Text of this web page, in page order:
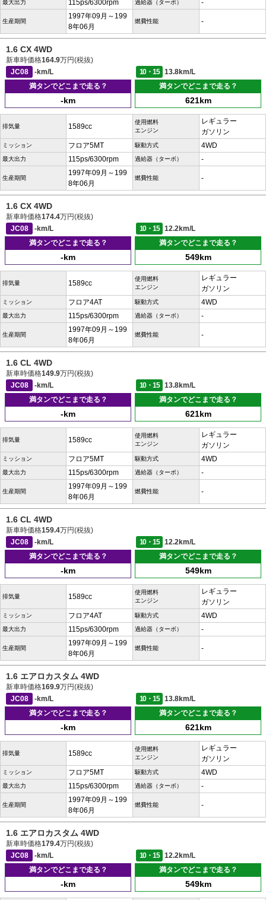
最大出力 115ps/6300rpm 過給器（ターボ） -
生産期間
1997年09月～199
8年06月
燃費性能 -
1.6 CX 4WD
新車時価格164.9万円(税抜)
JC08
-km/L 10・15
13.8km/L
満タンでどこまで走る？
-km
満タンでどこまで走る？
621km
排気量 1589cc
使用燃料
エンジン
レギュラー
ガソリン
ミッション フロア5MT 駆動方式 4WD
最大出力 115ps/6300rpm 過給器（ターボ） -
生産期間
1997年09月～199
8年06月
燃費性能 -
1.6 CX 4WD
新車時価格174.4万円(税抜)
JC08
-km/L 10・15
12.2km/L
満タンでどこまで走る？
-km
満タンでどこまで走る？
549km
排気量 1589cc
使用燃料
エンジン
レギュラー
ガソリン
ミッション フロア4AT 駆動方式 4WD
最大出力 115ps/6300rpm 過給器（ターボ） -
生産期間
1997年09月～199
8年06月
燃費性能 -
1.6 CL 4WD
新車時価格149.9万円(税抜)
JC08
-km/L 10・15
13.8km/L
満タンでどこまで走る？
-km
満タンでどこまで走る？
621km
排気量 1589cc
使用燃料
エンジン
レギュラー
ガソリン
ミッション フロア5MT 駆動方式 4WD
最大出力 115ps/6300rpm 過給器（ターボ） -
生産期間
1997年09月～199
8年06月
燃費性能 -
1.6 CL 4WD
新車時価格159.4万円(税抜)
JC08
-km/L 10・15
12.2km/L
満タンでどこまで走る？
-km
満タンでどこまで走る？
549km
排気量 1589cc
使用燃料
エンジン
レギュラー
ガソリン
ミッション フロア4AT 駆動方式 4WD
最大出力 115ps/6300rpm 過給器（ターボ） -
生産期間
1997年09月～199
8年06月
燃費性能 -
1.6 エアロカスタム 4WD
新車時価格169.9万円(税抜)
JC08
-km/L 10・15
13.8km/L
満タンでどこまで走る？
-km
満タンでどこまで走る？
621km
排気量 1589cc
使用燃料
エンジン
レギュラー
ガソリン
ミッション フロア5MT 駆動方式 4WD
最大出力 115ps/6300rpm 過給器（ターボ） -
生産期間
1997年09月～199
8年06月
燃費性能 -
1.6 エアロカスタム 4WD
新車時価格179.4万円(税抜)
JC08
-km/L 10・15
12.2km/L
満タンでどこまで走る？
-km
満タンでどこまで走る？
549km